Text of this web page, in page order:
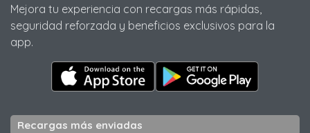
Mejora tu experiencia con recargas más rápidas,
seguridad reforzada y beneficios exclusivos para la
app.
Recargas más enviadas